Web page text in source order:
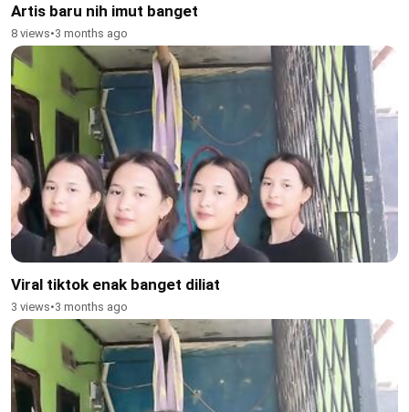
Artis baru nih imut banget
8 views•3 months ago
Viral tiktok enak banget diliat
3 views•3 months ago